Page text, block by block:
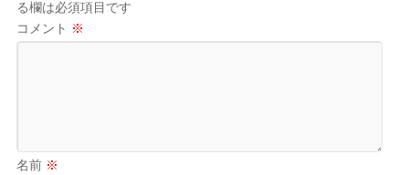
る欄は必須項目です
コメント ※
名前 ※